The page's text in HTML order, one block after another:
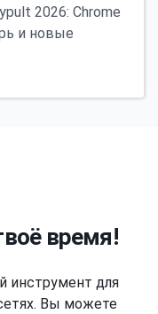
2026: Chrome
и новые
время!
инструмент для
Вы можете